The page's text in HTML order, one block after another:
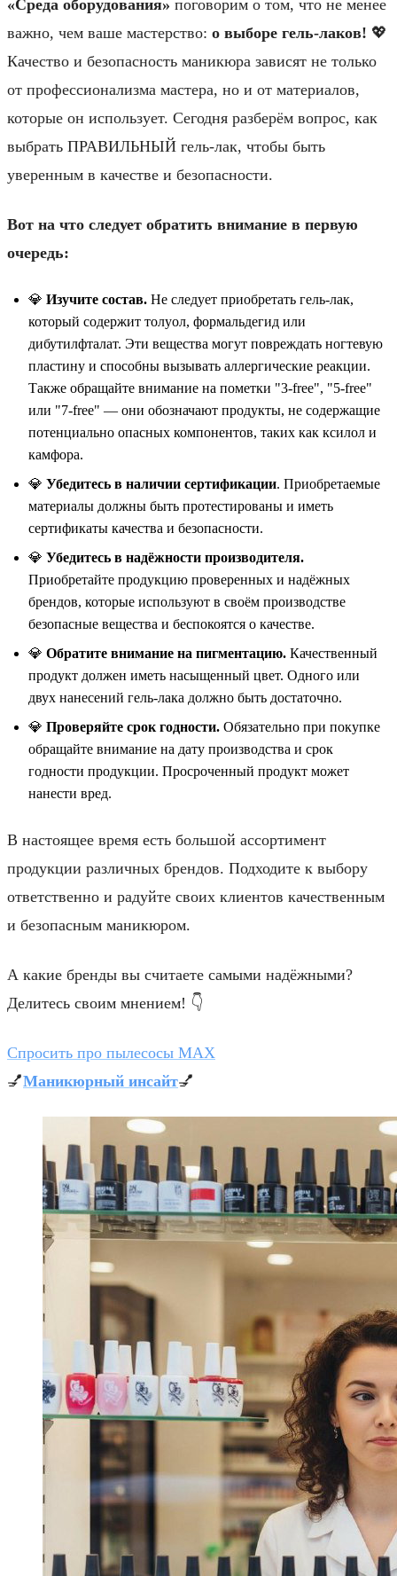
«Среда оборудования» поговорим о том, что не менее
важно, чем ваше мастерство: о выборе гель-лаков! 💖
Качество и безопасность маникюра зависят не только
от профессионализма мастера, но и от материалов,
которые он использует. Сегодня разберём вопрос, как
выбрать ПРАВИЛЬНЫЙ гель-лак, чтобы быть
уверенным в качестве и безопасности.
Вот на что следует обратить внимание в первую
очередь:
💎 Изучите состав. Не следует приобретать гель-лак,
который содержит толуол, формальдегид или
дибутилфталат. Эти вещества могут повреждать ногтевую
пластину и способны вызывать аллергические реакции.
Также обращайте внимание на пометки "3-free", "5-free"
или "7-free" — они обозначают продукты, не содержащие
потенциально опасных компонентов, таких как ксилол и
камфора.
💎 Убедитесь в наличии сертификации. Приобретаемые
материалы должны быть протестированы и иметь
сертификаты качества и безопасности.
💎 Убедитесь в надёжности производителя.
Приобретайте продукцию проверенных и надёжных
брендов, которые используют в своём производстве
безопасные вещества и беспокоятся о качестве.
💎 Обратите внимание на пигментацию. Качественный
продукт должен иметь насыщенный цвет. Одного или
двух нанесений гель-лака должно быть достаточно.
💎 Проверяйте срок годности. Обязательно при покупке
обращайте внимание на дату производства и срок
годности продукции. Просроченный продукт может
нанести вред.
В настоящее время есть большой ассортимент
продукции различных брендов. Подходите к выбору
ответственно и радуйте своих клиентов качественным
и безопасным маникюром.
А какие бренды вы считаете самыми надёжными?
Делитесь своим мнением! 👇
Спросить про пылесосы MAX
💅Маникюрный инсайт💅